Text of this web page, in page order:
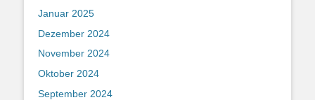
Januar 2025
Dezember 2024
November 2024
Oktober 2024
September 2024